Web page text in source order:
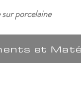
porcelaine
et